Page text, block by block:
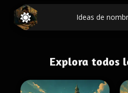
Ideas de
Explora todos